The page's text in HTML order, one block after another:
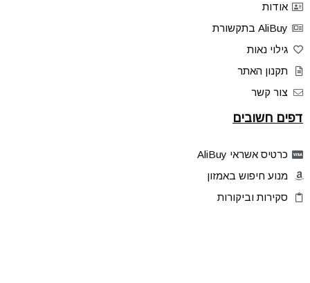
אודות
AliBuy בתקשורת
גילוי נאות
תקנון האתר
צור קשר
דפים חשובים
כרטיס אשראי AliBuy
מנוע חיפוש באמזון
סקירות וביקורות